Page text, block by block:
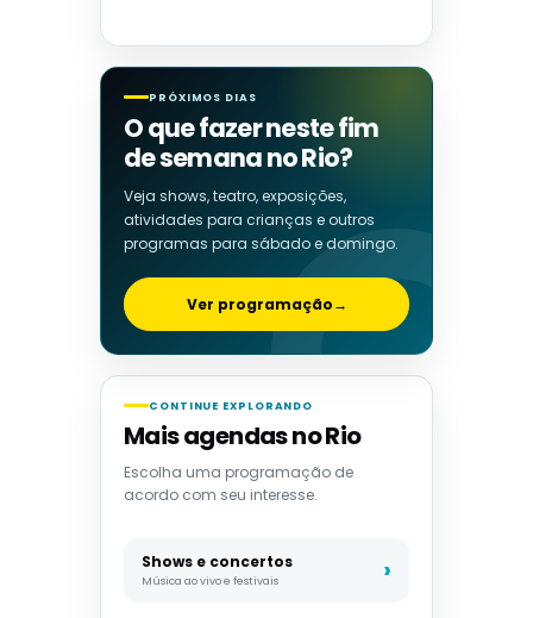
PRÓXIMOS DIAS
O que fazer neste fim
de semana no Rio?
Veja shows, teatro, exposições,
atividades para crianças e outros
programas para sábado e domingo.
Ver programação→
CONTINUE EXPLORANDO
Mais agendas no Rio
Escolha uma programação de
acordo com seu interesse.
Shows e concertos
Música ao vivo e festivais